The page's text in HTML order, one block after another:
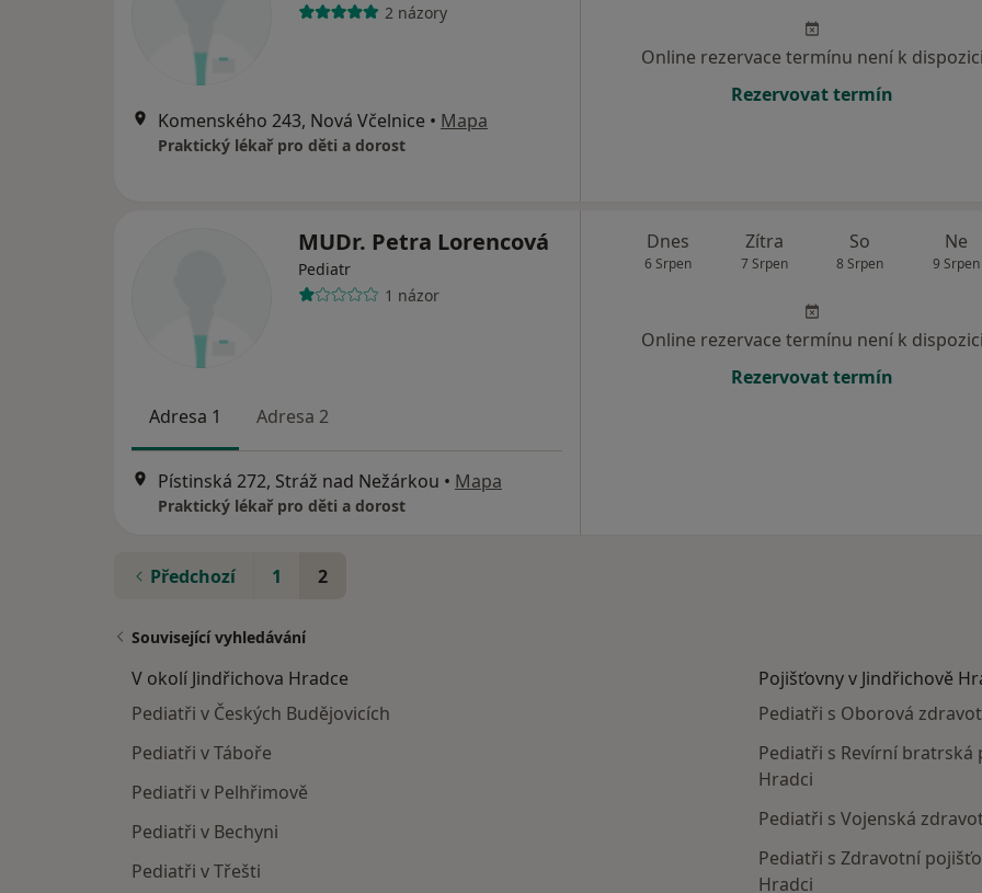
2 názory
Komenského 243, Nová Včelnice • Mapa
Praktický lékař pro děti a dorost
Online rezervace termínu není k dispozici
Rezervovat termín
MUDr. Petra Lorencová
Pediatr
1 názor
Adresa 1 Adresa 2
Pístinská 272, Stráž nad Nežárkou • Mapa
Praktický lékař pro děti a dorost
Dnes
6 Srpen
Zítra
7 Srpen
So
8 Srpen
Ne
9 Srpen
Online rezervace termínu není k dispozici
Rezervovat termín
Předchozí 1 2
Související vyhledávání
V okolí Jindřichova Hradce
Pediatři v Českých Budějovicích
Pediatři v Táboře
Pediatři v Pelhřimově
Pediatři v Bechyni
Pediatři v Třešti
Pojišťovny v Jindřichově
Pediatři s Oborová
Pediatři s Revírní bratrská
Hradci
Pediatři s Vojenská
Pediatři s Zdravotní
Hradci